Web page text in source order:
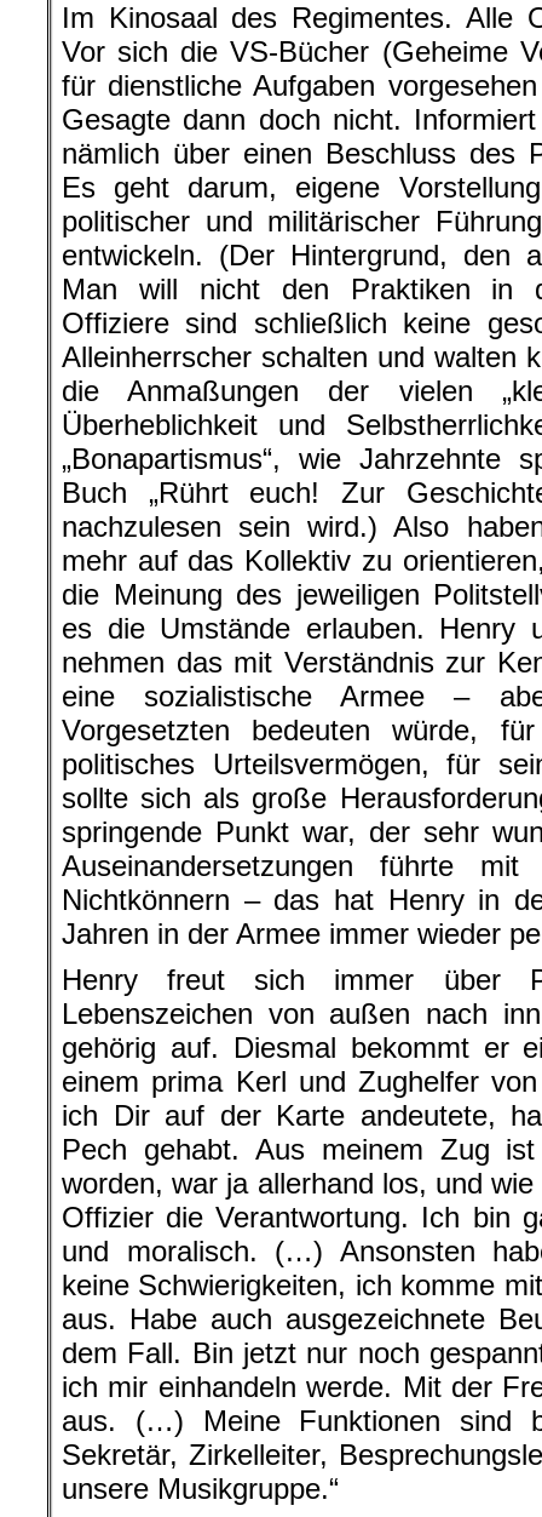
Im Kinosaal des Regimentes. Alle
Vor sich die VS-Bücher (Geheime
für dienstliche Aufgaben
Gesagte dann doch nicht.
nämlich über einen Beschluss des
Es geht darum, eigene
politischer und militärischer
entwickeln. (Der Hintergrund, den
Man will nicht den Praktiken in
Offiziere sind schließlich keine
Alleinherrscher schalten und walten
die Anmaßungen der vielen
Überheblichkeit und
„Bonapartismus“, wie Jahrzehnte
Buch „Rührt euch! Zur
nachzulesen sein wird.) Also
mehr auf das Kollektiv zu
die Meinung des jeweiligen
es die Umstände erlauben. Henry
nehmen das mit Verständnis zur
eine sozialistische Armee –
Vorgesetzten bedeuten würde,
politisches Urteilsvermögen, für
sollte sich als große
springende Punkt war, der sehr
Auseinandersetzungen führte
Nichtkönnern – das hat Henry in
Jahren in der Armee immer wieder
Henry freut sich immer über
Lebenszeichen von außen nach
gehörig auf. Diesmal bekommt er
einem prima Kerl und Zughelfer
ich Dir auf der Karte andeutete,
Pech gehabt. Aus meinem Zug
worden, war ja allerhand los, und
Offizier die Verantwortung. Ich bin
und moralisch. (…) Ansonsten
keine Schwierigkeiten, ich komme
aus. Habe auch ausgezeichnete
dem Fall. Bin jetzt nur noch
ich mir einhandeln werde. Mit der
aus. (…) Meine Funktionen sind
Sekretär, Zirkelleiter,
unsere Musikgruppe.“